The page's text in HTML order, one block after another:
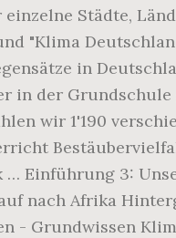
Städte,
"Klima
in
der Grundschule
wir 1'190
Einführung 3:
nach Afrika
- Grundwissen